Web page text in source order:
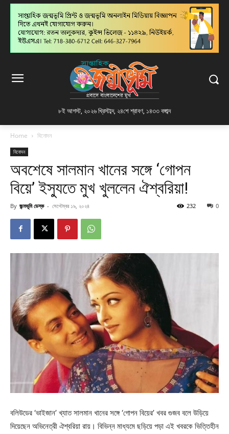
৮ই আগস্ট, ২০২৬ খ্রিস্টাব্দ, ২৪শে শ্রাবণ, ১৪৩৩ বঙ্গাব্দ
Home বিনোদন
বিনোদন
অবশেষে সালমান খানের সঙ্গে ‘গোপন
বিয়ে’ ইস্যুতে মুখ খুললেন ঐশ্বরিয়া!
By জন্মভূমি ডেস্ক - সেপ্টেম্বর ১৯, ২০২৪ 0
232
বলিউডের ‘ভাইজান’ খ্যাত সালমান খানের সঙ্গে ‘গোপন বিয়ের’ খবর গুজব বলে উড়িয়ে
দিয়েছেন অভিনেত্রী ঐশ্বরিয়া রায়। বিভিন্ন মাধ্যমে ছড়িয়ে পড়া এই খবরকে ভিত্তিহীন